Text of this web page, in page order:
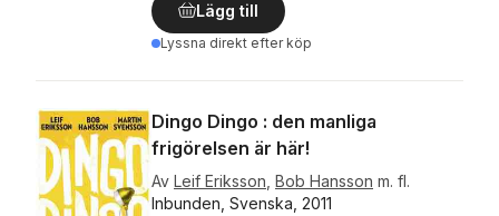
Lägg till
Lyssna direkt efter köp
Dingo Dingo : den manliga
frigörelsen är här!
Av Leif Eriksson Bob Hansson m. fl.
Inbunden, Svenska, 2011